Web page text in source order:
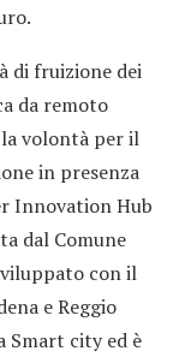
di fruizione dei
da remoto
volontà per il
in presenza
Innovation Hub
dal Comune
con il
e Reggio
Smart city ed è